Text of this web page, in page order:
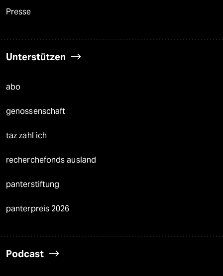
Presse
Unterstützen
abo
genossenschaft
taz zahl ich
recherchefonds ausland
panterstiftung
panterpreis 2026
Podcast